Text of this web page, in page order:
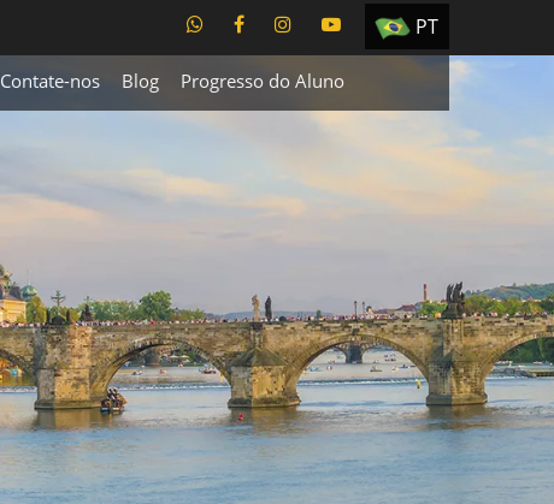
ES
PT
RU
Contate-nos Blog Progresso do Aluno